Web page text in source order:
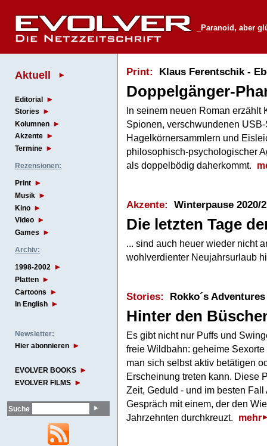
_Paranoid, aber
Aktuell
Editorial
Stories
Kolumnen
Akzente
Termine
Rezensionen:
Print
Musik
Kino
Video
Games
Archiv:
1998-2002
Platten
Cartoons
In English
Newsletter:
Hier abonnieren
EVOLVER BOOKS
EVOLVER FILMS
Suche
Print: Klaus Ferentschik -
Doppelgänger-
In seinem neuen Roman erzählt
Spionen, verschwundenen
Hagelkörnersammlern und
philosophisch-psychologischer
als doppelbödig daherkommt.
Akzente: Winterpause 2020/
Die letzten Tage
... sind auch heuer wieder nicht
wohlverdienter Neujahrsurlaub
Stories: Rokko´s
Hinter den
Es gibt nicht nur Puffs und
freie Wildbahn: geheime
man sich selbst aktiv betätigen
Erscheinung treten kann. Diese
Zeit, Geduld - und im besten
Gespräch mit einem, der den
Jahrzehnten durchkreuzt.
mehr